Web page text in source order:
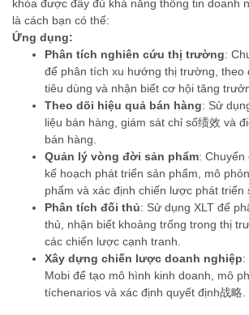
khóa được đầy đủ khả năng thông tin doanh
là cách bạn có thể:
Ứng dụng:
Phân tích nghiên cứu thị trường:
để phân tích xu hướng thị trường, theo
tiêu dùng và nhận biết cơ hội tăng
Theo dõi hiệu quả bán hàng: Sử
liệu bán hàng, giám sát chỉ số绩效 và
bán hàng.
Quản lý vòng đời sản phẩm: Chuyển
kế hoạch phát triển sản phẩm, mô
phẩm và xác định chiến lược phát triển
Phân tích đối thủ: Sử dụng XLT để
thủ, nhận biết khoảng trống trong thị
các chiến lược cạnh tranh.
Xây dựng chiến lược doanh nghiệp:
Mobi để tạo mô hình kinh doanh, mô
tíchenarios và xác định quyết định战略.